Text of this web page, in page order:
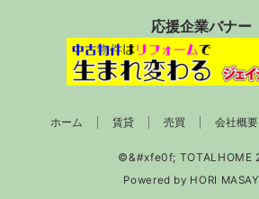
応援企業バナー
ホーム 賃貸 売買 会社概要
Powered by